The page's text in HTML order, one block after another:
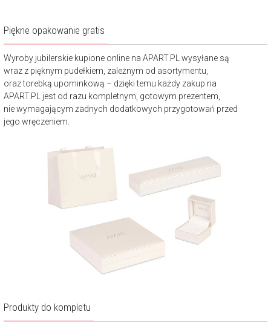
Piękne opakowanie gratis
Wyroby jubilerskie kupione online na APART.PL wysyłane są
wraz z pięknym pudełkiem, zależnym od asortymentu,
oraz torebką upominkową – dzięki temu każdy zakup na
APART.PL jest od razu kompletnym, gotowym prezentem,
nie wymagającym żadnych dodatkowych przygotowań przed
jego wręczeniem.
Produkty do kompletu